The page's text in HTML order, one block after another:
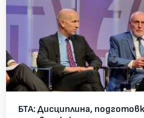
БТА: Дисциплина,